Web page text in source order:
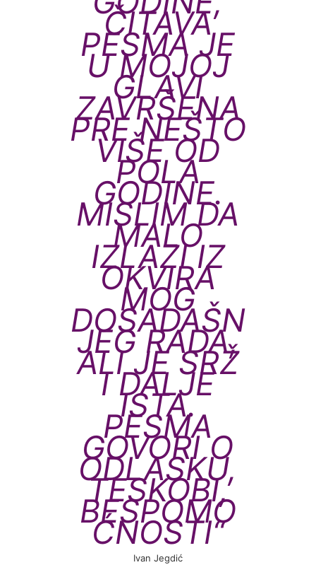
ČITAVA
PESMA JE
U MOJOJ
GLAVI
ZAVRŠENA
PRE NEŠTO
VIŠE OD
POLA
GODINE.
MISLIM DA
MALO
IZLAZI IZ
OKVIRA
MOG
DOSADAŠN
JEG RADA,
ALI JE SRŽ
I DALJE
ISTA.
PESMA
GOVORI O
ODLASKU,
TESKOBI,
BESPOMO
ĆNOSTI“
Ivan Jegdić